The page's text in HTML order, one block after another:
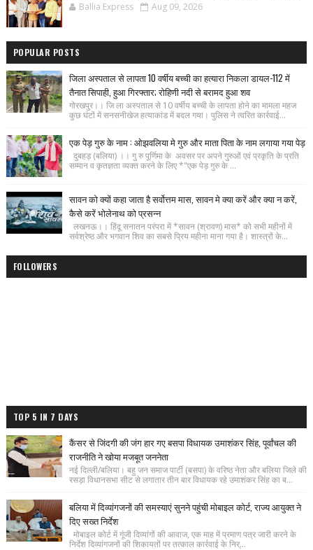
Ballia Express Aug 09, 2026
POPULAR POSTS
जिला अस्पताल से लापता 10 वर्षीय बच्ची का हत्यारा निकला डायल-112 में
तैनात सिपाही, हुआ गिरफ्तार; रोहिणी नदी से बरामद हुआ शव
गोरखपुर।। जि ला अस्पताल से 10 वर्षीय बच्ची के लापता होने का मामला महज
कुछ घंटों में सनसनीखेज हत्याकांड में बदल गया। पुलिस ने त्वरित कार्रवाई...
एक पेड़ गुरु के नाम : ओझवलिया मे गुरु और माता पिता के नाम लगाया गया पेड़
दुबहड़ (बलिया) ।। गु रु पूर्णिमा के अवसर पर अपने गुरुओं एवं प्रकृति के प्रति
सम्मान व कृतज्ञता व्यक्त करने के लिए *"एक पेड़ गुरु के ...
सावन को क्यों कहा जाता है सर्वोत्तम मास, सावन मे क्या करें और क्या न करें,
कैसे करें भोलेनाथ को प्रसन्न
लखनऊ।। हिंदू सनातन परंपरा में *सावन (श्रावण) मास* को सभी महीनों में
सर्वश्रेष्ठ और भगवान शिव का सबसे प्रिय महीना माना गया है। शास्त्रों के...
FOLLOWERS
TOP 5 IN 7 DAYS
कैंसर से जिंदगी की जंग हार गए बसपा विधायक उमाशंकर सिंह, पूर्वांचल की
राजनीति ने खोया मजबूत जननेता
नई दिल्ली/बलिया। बहु जन समाज पार्टी (बसपा) के वरिष्ठ नेता और बलिया जिले की
रसड़ा विधानसभा सीट से लगातार तीन बार विधायक रहे उमाशंकर सिंह का ब...
बलिया में दिव्यांगजनों की समस्याएं सुनने पहुंची मोबाइल कोर्ट, राज्य आयुक्त ने
दिए सख्त निर्देश
मोबाइल कोर्ट में गूंजी दिव्यांगों की आवाज, एक माह में प्रमाण पत्र जारी करने के
निर्देश दिव्यांगजनों की शिकायतों पर तत्काल कार्रवाई के निर्...